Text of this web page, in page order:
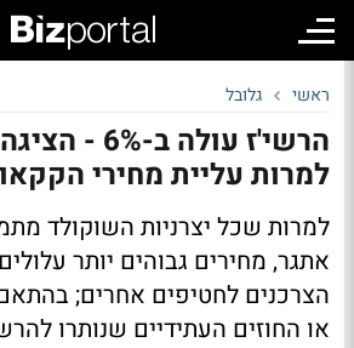
ראשי גלובל
הרשי'ז עולה ב-
למרות עליית מחירי הקקאו
למרות שכל יצרניות השוקולד
אתגר, מחירים גבוהים יותר
הצרכנים לחטיפים אחרים;
או החוזים העתידיים שנותרו